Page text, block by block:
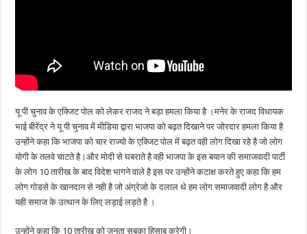
यू पी चुनाव के एक्जिट पोल को लेकर राजद ने बड़ा हमला किया है ।मनेर के राजद विधायक
भाई बीरेंद्र ने यू पी चुनाव में मीडिया द्वारा भाजपा को बढ़त दिखाने पर जोरदार हमला किया है
उन्होंने कहा कि भाजपा को चार राज्यो के एक्जिट पोल में बढ़त वही लोग दिखा रहे है जो लोग
योगी के तलवे चाटते है।और मोदी से घबराते है वही भाजपा के इस बयान की समाजवादी पार्टी
के लोग 10 तारीख के बाद विदेश भागने वाले है इस पर उन्होंने कटाक्ष करते हुए कहा कि हम
लोग गोडसे के खानदान से नही है जो अंग्रेजो के दलाल थे हम लोग समाजवादी लोग है और
यही समाज के उत्थान के लिए लड़ाई लड़ते है ।
उन्होंने कहा कि 10 तारीख को जनता सबका हिसाब करेगी।